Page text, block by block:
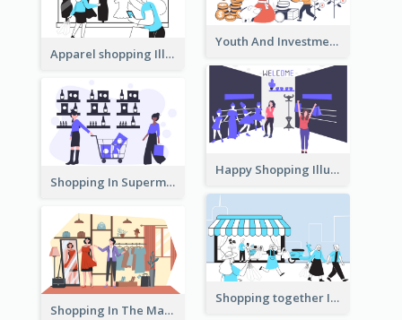
Youth And Investment Illustration
Apparel shopping Illustration
Happy Shopping Illustration
Shopping In Supermarket Illustration
Shopping together Illustration
Shopping In The Mall Illustration